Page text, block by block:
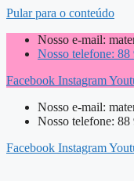
Pular para o conteúdo
Nosso e-mail:
Nosso telefone: 88
Facebook Instagram
Nosso e-mail:
Nosso telefone: 88
Facebook Instagram